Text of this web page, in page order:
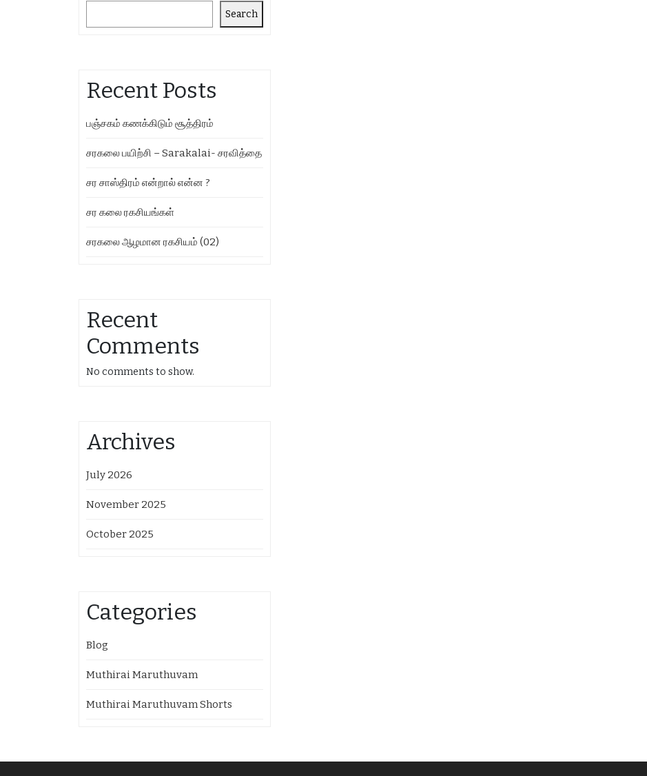
Search
Recent Posts
பஞ்சகம் கணக்கிடும் சூத்திரம்
சரகலை பயிற்சி – Sarakalai- சரவித்தை
சர சாஸ்திரம் என்றால் என்ன ?
சர கலை ரகசியங்கள்
சரகலை ஆழமான ரகசியம் (02)
Recent
Comments
No comments to show.
Archives
July 2026
November 2025
October 2025
Categories
Blog
Muthirai Maruthuvam
Muthirai Maruthuvam Shorts